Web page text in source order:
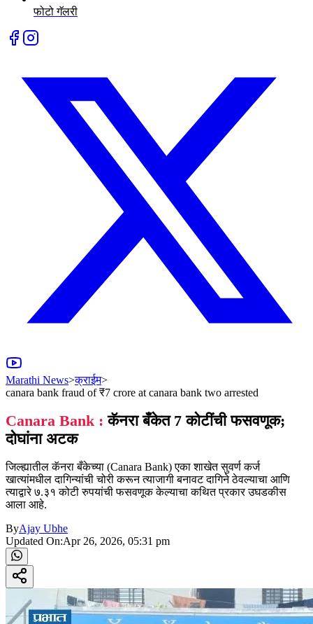
फोटो गॅलरी
Marathi News>क्राईम>
canara bank fraud of ₹7 crore at canara bank two arrested
Canara Bank : कॅनरा बँकेत 7 कोटींची फसवणूक;
दोघांना अटक
जिल्ह्यातील कॅनरा बँकेच्या (Canara Bank) एका शाखेत सुवर्ण कर्ज
खात्यांमधील दागिन्यांची चोरी करून त्याजागी बनावट दागिने ठेवल्याचा आणि
त्याद्वारे ७.३१ कोटी रुपयांची फसवणूक केल्याचा कथित प्रकार उघडकीस
आला आहे.
ByAjay Ubhe
Updated On:Apr 26, 2026, 05:31 pm